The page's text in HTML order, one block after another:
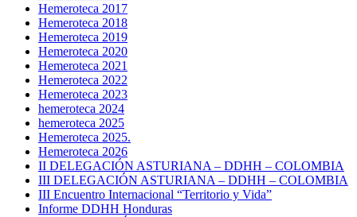
Hemeroteca 2017
Hemeroteca 2018
Hemeroteca 2019
Hemeroteca 2020
Hemeroteca 2021
Hemeroteca 2022
Hemeroteca 2023
hemeroteca 2024
hemeroteca 2025
Hemeroteca 2025.
Hemeroteca 2026
II DELEGACIÓN ASTURIANA – DDHH – COLOMBIA
III DELEGACIÓN ASTURIANA – DDHH – COLOMBIA
III Encuentro Internacional “Territorio y Vida”
Informe DDHH Honduras